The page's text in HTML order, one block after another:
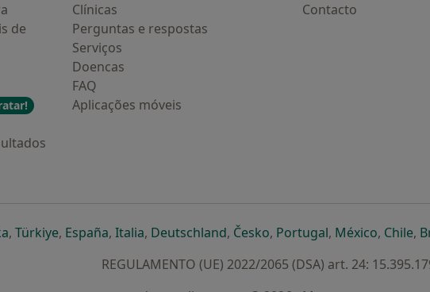
de
Clínicas
Perguntas e respostas
Serviços
Doencas
FAQ
Aplicações móveis
Contacto
abre num novo separador
, Türkiyeabre num novo separador
, Españaabre num novo separador
, Italiaabre num novo separador
, Deutschlandabre num novo separador
, Českoabre num novo separador
, Portugalabre num novo
, Méxicoabre
, Chile,
REGULAMENTO (UE) 2022/2065 (DSA) art. 24: